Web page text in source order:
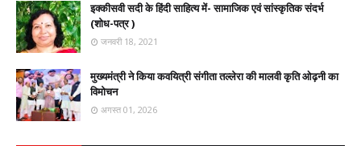
इक्कीसवी सदी के हिंदी साहित्य में- सामाजिक एवं सांस्कृतिक संदर्भ
(शोध-पत्र )
जनवरी 18, 2021
मुख्यमंत्री ने किया कवयित्री संगीता तल्लेरा की मालवी कृति ओढ़नी का
विमोचन
अगस्त 01, 2026